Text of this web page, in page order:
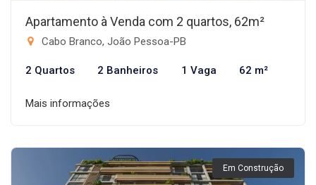
Apartamento à Venda com 2 quartos, 62m²
Cabo Branco, João Pessoa-PB
2 Quartos 2 Banheiros 1 Vaga 62 m²
Mais informações
Em Construção